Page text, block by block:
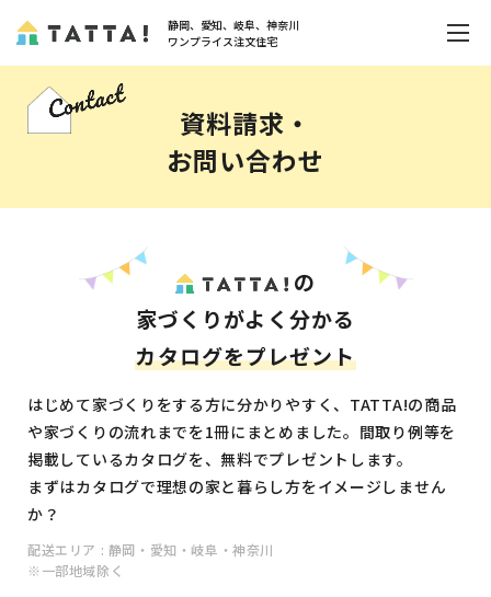
静岡、愛知、岐阜、神奈川
ワンプライス注文住宅
資料請求・
お問い合わせ
の
家づくりがよく分かる
カタログをプレゼント
はじめて家づくりをする方に分かりやすく、TATTA!の商品
や家づくりの流れまでを1冊にまとめました。間取り例等を
掲載しているカタログを、無料でプレゼントします。
まずはカタログで理想の家と暮らし方をイメージしません
か？
配送エリア : 静岡・愛知・岐阜・神奈川
※一部地域除く